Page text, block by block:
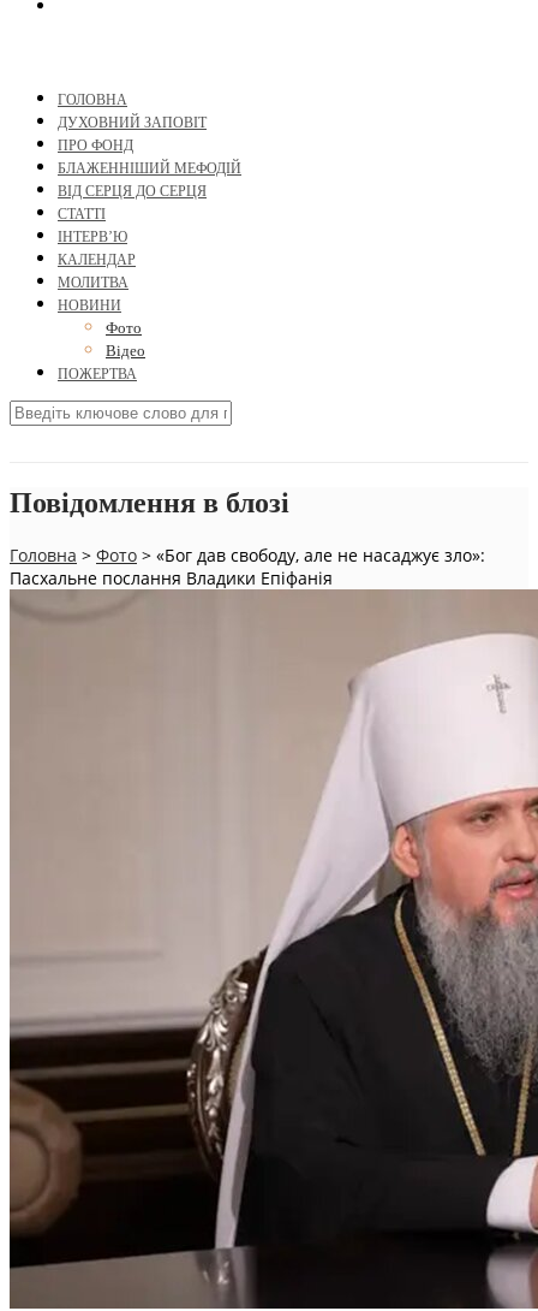
ГОЛОВНА
ДУХОВНИЙ ЗАПОВІТ
ПРО ФОНД
БЛАЖЕННІШИЙ МЕФОДІЙ
ВІД СЕРЦЯ ДО СЕРЦЯ
СТАТТІ
ІНТЕРВ’Ю
КАЛЕНДАР
МОЛИТВА
НОВИНИ
Фото
Відео
ПОЖЕРТВА
Повідомлення в блозі
Головна > Фото > «Бог дав свободу, але не насаджує зло»:
Пасхальне послання Владики Епіфанія